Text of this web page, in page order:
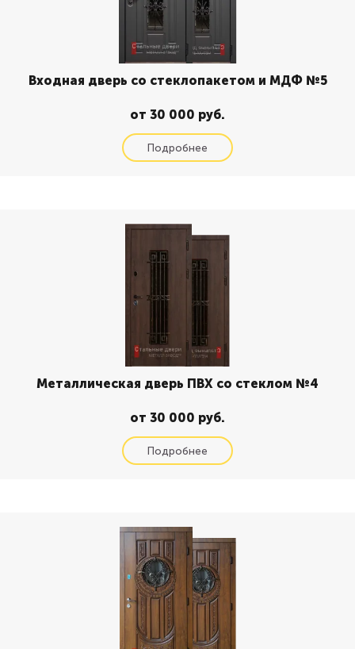
Входная дверь со стеклопакетом и МДФ №5
от 30 000 руб.
Металлическая дверь ПВХ со стеклом №4
от 30 000 руб.